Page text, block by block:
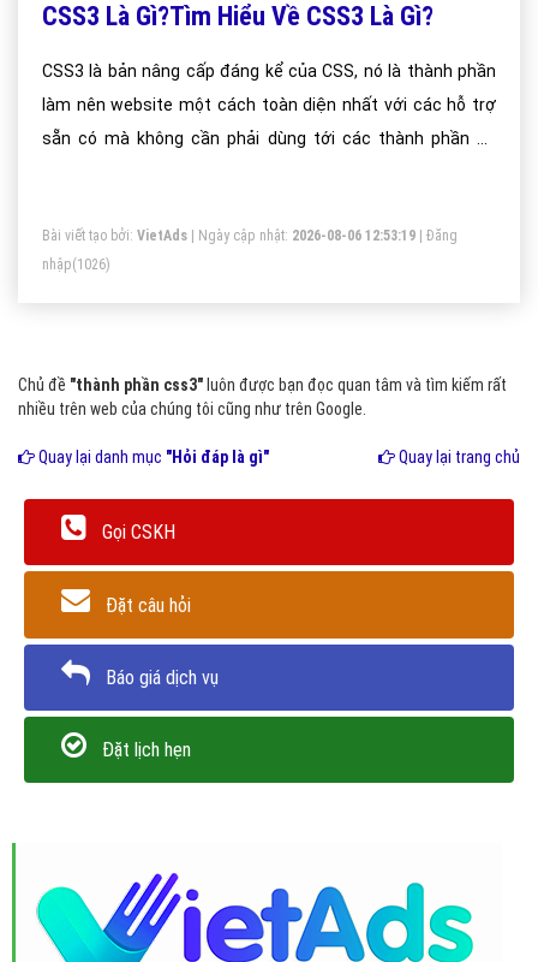
CSS3 Là Gì?Tìm Hiểu Về CSS3 Là Gì?
CSS3 là bản nâng cấp đáng kể của CSS, nó là thành phần
làm nên website một cách toàn diện nhất với các hỗ trợ
sẵn có mà không cần phải dùng tới các thành phần bổ
Bài viết tạo bởi: VietAds | Ngày cập nhật: 2026-08-06 12:53:19
Đăng
nhập(1026)
Chủ đề "thành phần css3" luôn được bạn đọc quan tâm và tìm kiếm rất
nhiều trên web của chúng tôi cũng như trên Google.
Quay lại danh mục "Hỏi đáp là gì" Quay lại trang chủ
Gọi CSKH
Đặt câu hỏi
Báo giá dịch vụ
Đặt lịch hẹn